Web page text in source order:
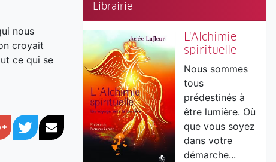
Librairie
L'Alchimie
spirituelle
Nous sommes
tous
prédestinés à
être lumière. Où
que vous soyez
dans votre
démarche...
nous
croyait
ce qui se
Google+
TwitterCourriel